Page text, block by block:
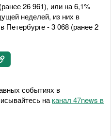
26 961), или на 6,1%
неделей, из них в
Петербурге - 3 068 (ранее 2
событиях в
на канал 47news в